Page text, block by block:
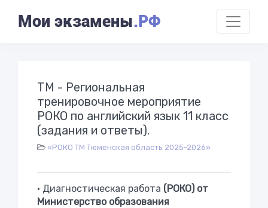
Мои экзамены.РФ
ТМ - Региональная
тренировочное мероприятие
РОКО по английский язык 11 класс
(задания и ответы).
«РОКО ТМ Тюменская область 2025-2026»
• Диагностическая работа (РОКО) от
Министерство образования